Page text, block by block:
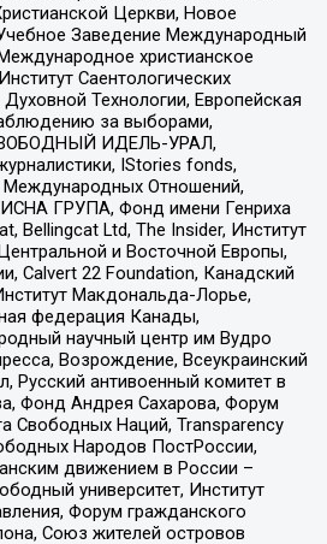
Церкви, Новое
Заведение Международный
христианское
Саентологических
Технологии, Европейская
за выборами,
ИДЕЛЬ-УРАЛ,
IStories fonds,
Международных Отношений,
ГРУПА, Фонд имени Генриха
Bellingcat Ltd, The Insider, Институт
и Восточной Европы,
Calvert 22 Foundation, Канадский
Макдональда-Лорье,
федерация Канады,
научный центр им Вудро
Возрождение, Всеукраинский
Русский антивоенный комитет в
Фонд Андрея Сахарова, Форум
Свободных Наций, Transparеncy
Народов ПостРоссии,
движением в России –
университет, Институт
Форум гражданского
Союз жителей островов